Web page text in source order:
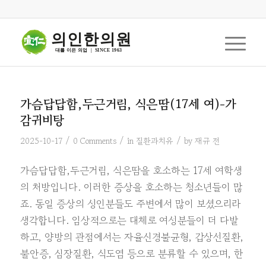
의인한의원
대를 이은 의업  |  SINCE 1963
가슴답답함,두근거림, 식은땀(17세 여)-가
감귀비탕
2025-10-17 / 0 Comments / in 질환과치유 / by 재규 전
가슴답답함,두근거림, 식은땀을 호소하는 17세 여학생
의 처방입니다. 이러한 증상을 호소하는 청소년들이 많
죠. 동일 증상의 성인분들도 주변에서 많이 보셨으리라
생각합니다. 임상적으로는 대체로 여성분들이 더 다발
하고, 양방의 관점에서는 자율신경불균형, 갑상선질환,
불안증, 심장질환, 식도염 등으로 분류할 수 있으며, 한